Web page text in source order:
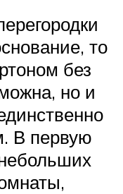
то
без
но и
В первую